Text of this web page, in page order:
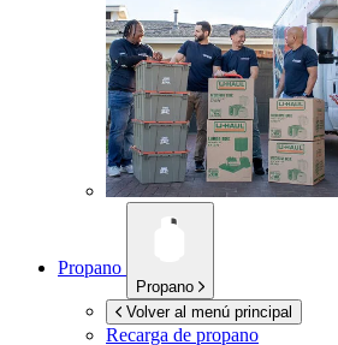
Propano
Propano
Volver al menú principal
Recarga de propano